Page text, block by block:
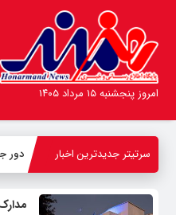
امروز پنجشنبه ۱۵ مرداد ۱۴۰۵
سرتیتر جدیدترین اخبار دور